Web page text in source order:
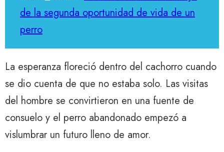
de la segunda oportunidad de vida de un
perro
La esperanza floreció dentro del cachorro cuando
se dio cuenta de que no estaba solo. Las visitas
del hombre se convirtieron en una fuente de
consuelo y el perro abandonado empezó a
vislumbrar un futuro lleno de amor.